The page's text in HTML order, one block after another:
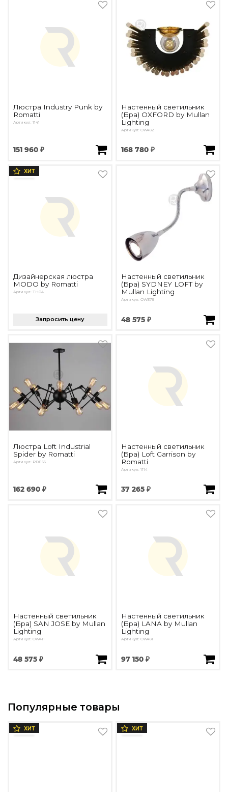
Люстра Industry Punk by
Romatti
Артикул: 1141
151 960 ₽
Настенный светильник
(Бра) OXFORD by Mullan
Lighting
Артикул: OW492
168 780 ₽
ХИТ
Дизайнерская люстра
MODO by Romatti
Артикул: TH04
Запросить цену
Настенный светильник
(Бра) SYDNEY LOFT by
Mullan Lighting
Артикул: OW375
48 575 ₽
Люстра Loft Industrial
Spider by Romatti
Артикул: PD1166
162 690 ₽
Настенный светильник
(Бра) Loft Garrison by
Romatti
Артикул: 1114
37 265 ₽
Настенный светильник
(Бра) SAN JOSE by Mullan
Lighting
Артикул: OW411
48 575 ₽
Настенный светильник
(Бра) LANA by Mullan
Lighting
Артикул: OW491
97 150 ₽
Популярные товары
ХИТ ХИТ